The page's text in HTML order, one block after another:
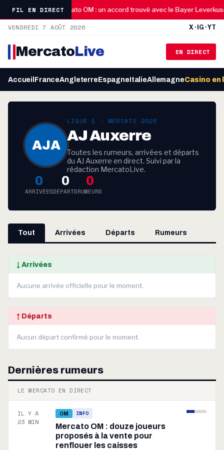
FIL EN DIRECT
02:45 Mercato OM : un accord trouvé avec le Bayer
VENDREDI 7 AOÛT 2026 X · IG · YT
MercatoLive EN DIRECT
Accueil FranceAngleterreEspagneItalieAllemagneCasino en
AJA
LIGUE 1 · MERCATO 2026
AJ Auxerre
Toutes les rumeurs, arrivées et départs
du AJ Auxerre en direct. Suivi par la
rédaction MercatoLive.
0
ARRIVÉES
0
DÉPARTS
0
RUMEURS
Tout Arrivées Départs Rumeurs
↓ Arrivées
Aucune arrivée officielle pour le moment.
↑ Départs
Aucun départ confirmé pour le moment.
Dernières rumeurs
LE MERCATO EN DIRECT
IL Y A
23 MIN
OM INFO
Mercato OM : douze joueurs
proposés à la vente pour
renflouer les caisses